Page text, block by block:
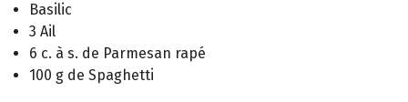
Basilic
3 Ail
6 c. à s. de Parmesan rapé
100 g de Spaghetti